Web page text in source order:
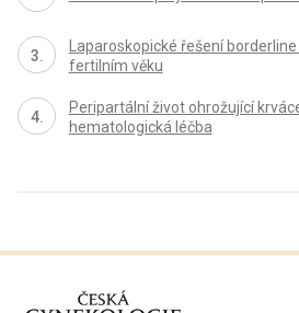
Laparoskopické řešení
fertilním věku
Peripartální život ohrožující
hematologická léčba